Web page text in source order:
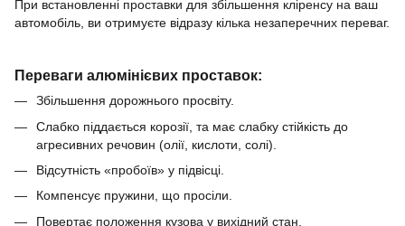
При встановленні проставки для збільшення кліренсу на ваш
автомобіль, ви отримуєте відразу кілька незаперечних переваг.
Переваги алюмінієвих проставок:
Збільшення дорожнього просвіту.
Слабко піддається корозії, та має слабку стійкість до
агресивних речовин (олії, кислоти, солі).
Відсутність «пробоїв» у підвісці.
Компенсує пружини, що просіли.
Повертає положення кузова у вихідний стан.